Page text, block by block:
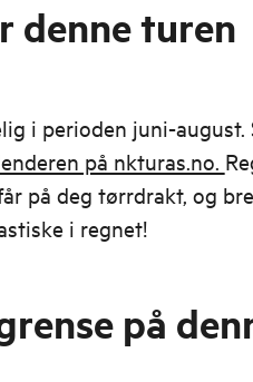
denne turen
i perioden juni-august.
på nkturas.no.
på deg tørrdrakt, og
i regnet!
på